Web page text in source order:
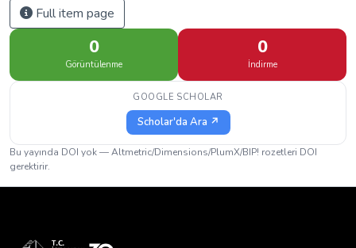
Full item page
0
Görüntülenme
0
İndirme
GOOGLE SCHOLAR
Scholar'da Ara ↗
Bu yayında DOI yok — Altmetric/Dimensions/PlumX/BIP! rozetleri DOI
gerektirir.